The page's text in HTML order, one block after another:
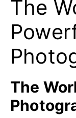
The
The